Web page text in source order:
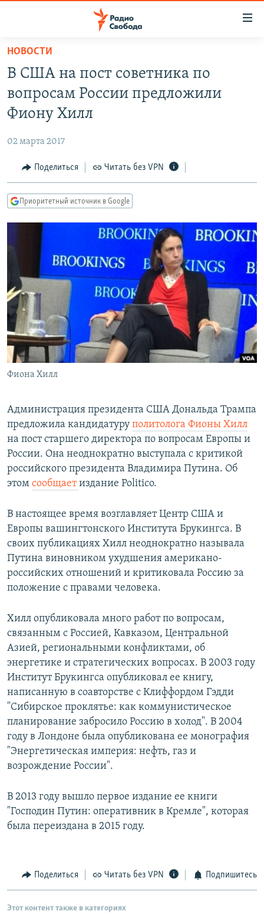
упрощенного
доступа
основному
Вернутся
Вернутся
АВТОРСКИЕ ПРОЕКТЫ
МНЕНИЯ
КУЛЬТУРА
КАВКАЗ.РЕАЛИИ
СЕВЕР.РЕАЛИИ
СИБИРЬ.РЕАЛИИ
РАСПИСАНИЕ ВЕЩАНИЯ
ПОДПИШИТЕСЬ НА РАССЫЛКУ
СОЦИАЛЬНЫЕ СЕТИ
Все сайты РСЕ/РС
НОВОСТИ
В США на пост советника по
вопросам России предложили
Фиону Хилл
02 марта 2017
Поделиться Читать без VPN
Приоритетный источник в Google
Фиона Хилл
Администрация президента США Дональда Трампа
предложила кандидатуру политолога Фионы Хилл
на пост старшего директора по вопросам Европы и
России. Она неоднократно выступала с критикой
российского президента Владимира Путина. Об
этом сообщаетиздание Politico.
В настоящее время возглавляет Центр США и
Европы вашингтонского Института Брукингса. В
своих публикациях Хилл неоднократно называла
Путина виновником ухудшения американо-
российских отношений и критиковала Россию за
положение с правами человека.
Хилл опубликовала много работ по вопросам,
связанным с Россией, Кавказом, Центральной
Азией, региональными конфликтами, об
энергетике и стратегических вопросах. В 2003 году
Институт Брукингса опубликовал ее книгу,
написанную в соавторстве с Клиффордом Гэдди
"Сибирское проклятье: как коммунистическое
планирование забросило Россию в холод". В 2004
году в Лондоне была опубликована ее монография
"Энергетическая империя: нефть, газ и
возрождение России".
В 2013 году вышло первое издание ее книги
"Господин Путин: оперативник в Кремле", которая
была переиздана в 2015 году.
Поделиться Читать без VPN Подпишитесь
Этот контент также в категориях